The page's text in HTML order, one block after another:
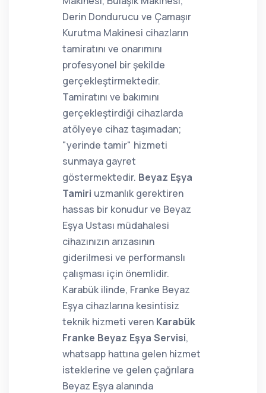
Derin Dondurucu ve Çamaşır
Kurutma Makinesi cihazların
tamiratını ve onarımını
profesyonel bir şekilde
gerçekleştirmektedir.
Tamiratını ve bakımını
gerçekleştirdiği cihazlarda
atölyeye cihaz taşımadan;
"yerinde tamir" hizmeti
sunmaya gayret
göstermektedir. Beyaz Eşya
Tamiri uzmanlık gerektiren
hassas bir konudur ve Beyaz
Eşya Ustası müdahalesi
cihazınızın arızasının
giderilmesi ve performanslı
çalışması için önemlidir.
Karabük ilinde, Franke Beyaz
Eşya cihazlarına kesintisiz
teknik hizmeti veren Karabük
Franke Beyaz Eşya Servisi,
whatsapp hattına gelen hizmet
isteklerine ve gelen çağrılara
Beyaz Eşya alanında